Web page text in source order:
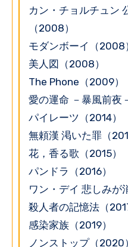
カン・チョルチュン
（2008）
モダンボーイ（2008
美人図（2008）
The Phone（2009）
愛の運命 －暴風前夜
パイレーツ（2014）
無頼漢 渇いた罪（
花，香る歌（2015）
パンドラ（2016）
ワン・デイ 悲しみが
殺人者の記憶法（
感染家族（2019）
ノンストップ（2020）